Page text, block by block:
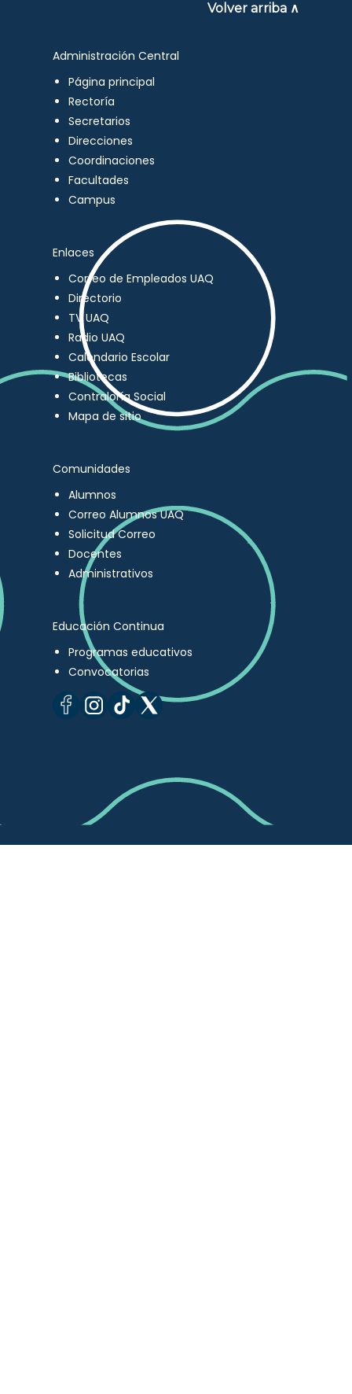
Volver arriba ∧
Administración Central
Página principal
Rectoría
Secretarios
Direcciones
Coordinaciones
Facultades
Campus
Enlaces
Correo de Empleados UAQ
Directorio
TV UAQ
Radio UAQ
Calendario Escolar
Bibliotecas
Contraloría Social
Mapa de sitio
Comunidades
Alumnos
Correo Alumnos UAQ
Solicitud Correo
Docentes
Administrativos
Educación Continua
Programas educativos
Convocatorias